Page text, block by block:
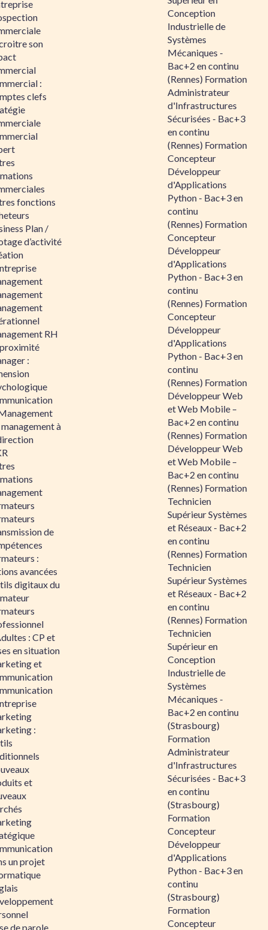
son
:
clefs
fonctions
Plan /
d’activité
RH
:
à
de
:
avancées
digitaux du
: CP et
en situation
et
:
et
un projet
de parole
Conception
Industrielle de
Systèmes
Mécaniques -
Bac+2 en continu
(Rennes) Formation
Administrateur
d'Infrastructures
Sécurisées - Bac+3
en continu
(Rennes) Formation
Concepteur
Développeur
d'Applications
Python - Bac+3 en
continu
(Rennes) Formation
Concepteur
Développeur
d'Applications
Python - Bac+3 en
continu
(Rennes) Formation
Concepteur
Développeur
d'Applications
Python - Bac+3 en
continu
(Rennes) Formation
Développeur Web
et Web Mobile –
Bac+2 en continu
(Rennes) Formation
Développeur Web
et Web Mobile –
Bac+2 en continu
(Rennes) Formation
Technicien
Supérieur Systèmes
et Réseaux - Bac+2
en continu
(Rennes) Formation
Technicien
Supérieur Systèmes
et Réseaux - Bac+2
en continu
(Rennes) Formation
Technicien
Supérieur en
Conception
Industrielle de
Systèmes
Mécaniques -
Bac+2 en continu
(Strasbourg)
Formation
Administrateur
d'Infrastructures
Sécurisées - Bac+3
en continu
(Strasbourg)
Formation
Concepteur
Développeur
d'Applications
Python - Bac+3 en
continu
(Strasbourg)
Formation
Concepteur